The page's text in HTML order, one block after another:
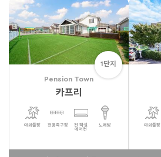
1단지
Pension Town
카프리
야외풀장 전용족구장
전 객실
에어컨
노래방 야외풀장